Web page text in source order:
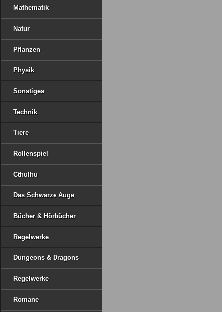
Mathematik
Natur
Pflanzen
Physik
Sonstiges
Technik
Tiere
Rollenspiel
Cthulhu
Das Schwarze Auge
Bücher & Hörbücher
Regelwerke
Dungeons & Dragons
Regelwerke
Romane